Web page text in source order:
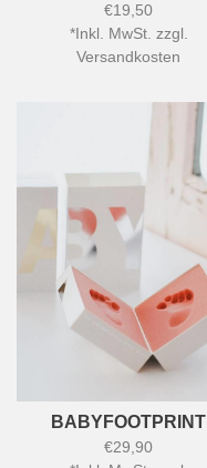
€19,50
*Inkl. MwSt. zzgl.
Versandkosten
BABYFOOTPRINT
€29,90